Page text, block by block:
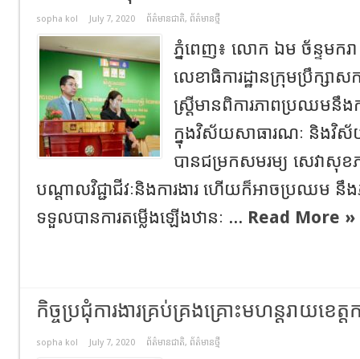
sopha kol July 7, 2020 ព័ត៌មានជាតិ, ព័ត៌មានថ្មី
ភ្នំពេញ៖ លោក ឯម ច័ន្ទមករា
លេខាធិការដ្ឋានក្រុមប្រឹក្សាស
ស្ត្រីមានពិការភាពប្រឈមនឹង
ក្នុងវិស័យសាធារណៈ និងវិ
បានជម្រកសមរម្យ សេវាសុខភ
បណ្តាលវិជ្ជាជីវៈនិងការងារ ហើយក៏អាចប្រឈម នឹងភ
ទទួលបានការតម្លើងឡើងឋានៈ ... Read More »
កិច្ចប្រជុំការងារគ្រប់គ្រងគ្រោះមហន្តរាយខេត្
sopha kol July 7, 2020 ព័ត៌មានជាតិ, ព័ត៌មានថ្មី